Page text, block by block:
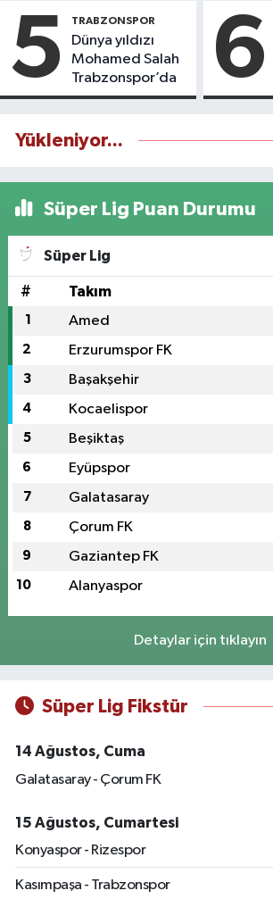
5 TRABZONSPOR
Dünya yıldızı
Mohamed Salah
Trabzonspor’da
6
Yükleniyor...
Süper Lig Puan Durumu
Süper Lig
# Takım
1 Amed
2 Erzurumspor FK
3 Başakşehir
4 Kocaelispor
5 Beşiktaş
6 Eyüpspor
7 Galatasaray
8 Çorum FK
9 Gaziantep FK
10 Alanyaspor
Detaylar için tıklayın
Süper Lig Fikstür
14 Ağustos, Cuma
Galatasaray - Çorum FK
15 Ağustos, Cumartesi
Konyaspor - Rizespor
Kasımpaşa - Trabzonspor